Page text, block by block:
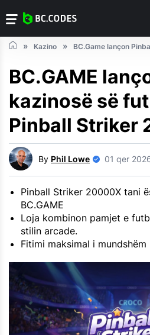
Kazino BC.Game lançon
BC.GAME
kazinosë së
Pinball Striker
By Phil Lowe 01 qer
Pinball Striker 20000X tani
BC.GAME
Loja kombinon pamjet e
stilin arcade.
Fitimi maksimal i